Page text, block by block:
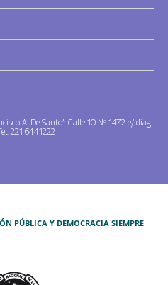
A. De Santo”. Calle 10 Nº 1472 e/ diag.
221 6441222
PÚBLICA Y DEMOCRACIA SIEMPRE